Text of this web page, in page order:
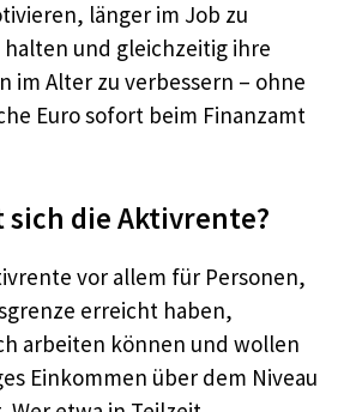
länger im Job zu
halten und gleichzeitig ihre
im Alter zu verbessern – ohne
Euro sofort beim Finanzamt
die Aktivrente?
vor allem für Personen,
erreicht haben,
arbeiten können und wollen
Einkommen über dem Niveau